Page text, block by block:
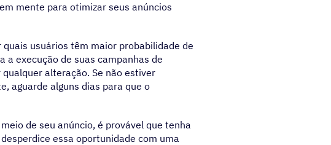
mente para otimizar seus anúncios
usuários têm maior probabilidade de
a execução de suas campanhas de
alteração. Se não estiver
aguarde alguns dias para que o
de seu anúncio, é provável que tenha
essa oportunidade com uma